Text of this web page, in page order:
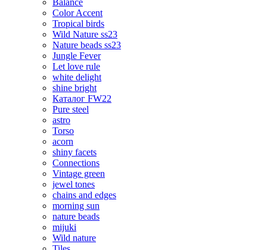
Balance
Color Accent
Tropical birds
Wild Nature ss23
Nature beads ss23
Jungle Fever
Let love rule
white delight
shine bright
Каталог FW22
Pure steel
astro
Torso
acorn
shiny facets
Connections
Vintage green
jewel tones
chains and edges
morning sun
nature beads
mijuki
Wild nature